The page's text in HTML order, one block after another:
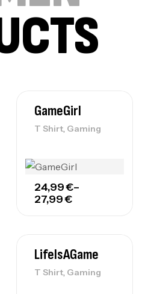
GameGirl
T Shirt Gaming
24,99€–
27,99€
LifeIsAGame
T Shirt Gaming